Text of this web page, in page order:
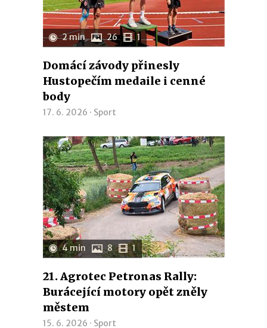
2 min 26 1
Domácí závody přinesly
Hustopečím medaile i cenné
body
17. 6. 2026 · Sport
4 min 8 1
21. Agrotec Petronas Rally:
Burácející motory opět zněly
městem
15. 6. 2026 · Sport